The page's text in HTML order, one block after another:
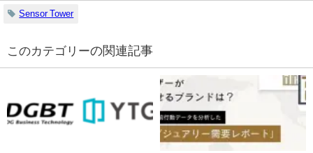
Sensor Tower
の関連記事